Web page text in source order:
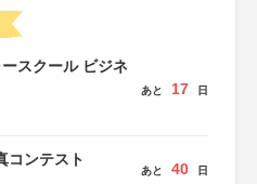
スクール ビジネ
あと 17 日
コンテスト
あと 40 日